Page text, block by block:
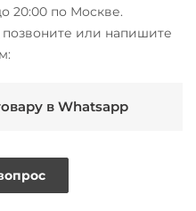
20:00 по Москве.
или напишите
в Whatsapp